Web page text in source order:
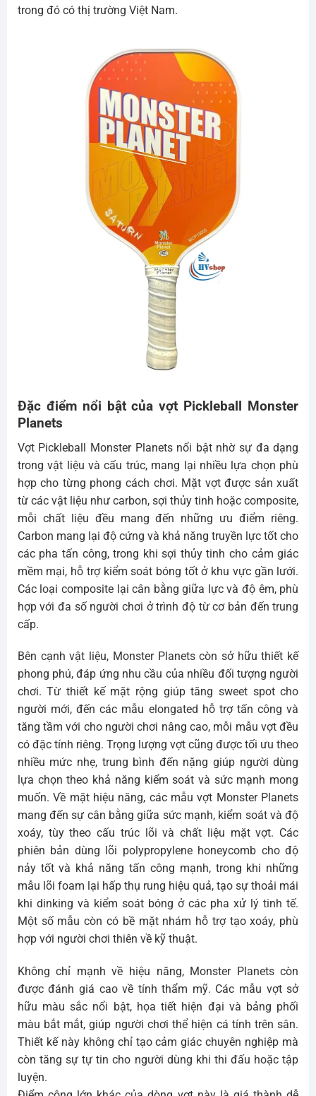
trong đó có thị trường Việt Nam.
Đặc điểm nổi bật của vợt Pickleball Monster
Planets
Vợt Pickleball Monster Planets nổi bật nhờ sự đa dạng
trong vật liệu và cấu trúc, mang lại nhiều lựa chọn phù
hợp cho từng phong cách chơi. Mặt vợt được sản xuất
từ các vật liệu như carbon, sợi thủy tinh hoặc composite,
mỗi chất liệu đều mang đến những ưu điểm riêng.
Carbon mang lại độ cứng và khả năng truyền lực tốt cho
các pha tấn công, trong khi sợi thủy tinh cho cảm giác
mềm mại, hỗ trợ kiểm soát bóng tốt ở khu vực gần lưới.
Các loại composite lại cân bằng giữa lực và độ êm, phù
hợp với đa số người chơi ở trình độ từ cơ bản đến trung
cấp.
Bên cạnh vật liệu, Monster Planets còn sở hữu thiết kế
phong phú, đáp ứng nhu cầu của nhiều đối tượng người
chơi. Từ thiết kế mặt rộng giúp tăng sweet spot cho
người mới, đến các mẫu elongated hỗ trợ tấn công và
tăng tầm với cho người chơi nâng cao, mỗi mẫu vợt đều
có đặc tính riêng. Trọng lượng vợt cũng được tối ưu theo
nhiều mức nhẹ, trung bình đến nặng giúp người dùng
lựa chọn theo khả năng kiểm soát và sức mạnh mong
muốn. Về mặt hiệu năng, các mẫu vợt Monster Planets
mang đến sự cân bằng giữa sức mạnh, kiểm soát và độ
xoáy, tùy theo cấu trúc lõi và chất liệu mặt vợt. Các
phiên bản dùng lõi polypropylene honeycomb cho độ
nảy tốt và khả năng tấn công mạnh, trong khi những
mẫu lõi foam lại hấp thụ rung hiệu quả, tạo sự thoải mái
khi dinking và kiểm soát bóng ở các pha xử lý tinh tế.
Một số mẫu còn có bề mặt nhám hỗ trợ tạo xoáy, phù
hợp với người chơi thiên về kỹ thuật.
Không chỉ mạnh về hiệu năng, Monster Planets còn
được đánh giá cao về tính thẩm mỹ. Các mẫu vợt sở
hữu màu sắc nổi bật, họa tiết hiện đại và bảng phối
màu bắt mắt, giúp người chơi thể hiện cá tính trên sân.
Thiết kế này không chỉ tạo cảm giác chuyên nghiệp mà
còn tăng sự tự tin cho người dùng khi thi đấu hoặc tập
luyện.